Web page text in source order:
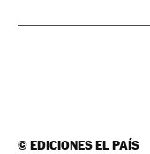
©EDICIONES EL PAÍS